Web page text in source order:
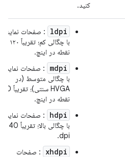
کنید.
ldpi
: صفحات نمایش
با چگالی کم؛ تقریباً ۱۲۰
نقطه در اینچ.
mdpi
: صفحات نمایش
با چگالی متوسط ​​(در
HVGA سنتی)؛ تقریباً 160
نقطه در اینچ.
hdpi
: صفحات نمایش
با چگالی بالا؛ تقریباً 240
dpi.
xhdpi
: صفحات